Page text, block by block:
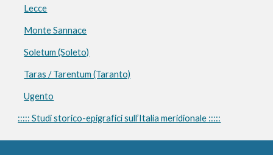
Lecce
Monte Sannace
Soletum (Soleto)
Taras / Tarentum (Taranto)
Ugento
::::: Studi storico-epigrafici sull’Italia meridionale :::::